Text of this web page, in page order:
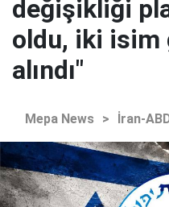
değişikliği
oldu, iki isim
alındı"
Mepa News > İran-